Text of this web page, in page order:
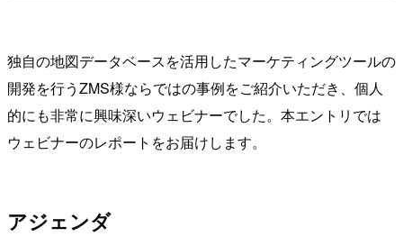
独自の地図データベースを活用したマーケティングツールの
開発を行うZMS様ならではの事例をご紹介いただき、個人
的にも非常に興味深いウェビナーでした。本エントリでは
ウェビナーのレポートをお届けします。
アジェンダ